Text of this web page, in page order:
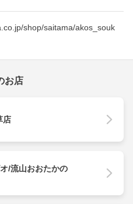
shop/saitama/akos_souk
お店
店
/流山おおたかの